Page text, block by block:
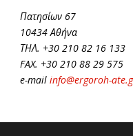
Πατησίων 67
10434 Αθήνα
ΤΗΛ. +30 210 82 16 133
FAX. +30 210 88 29 575
e-mail info@ergoroh-